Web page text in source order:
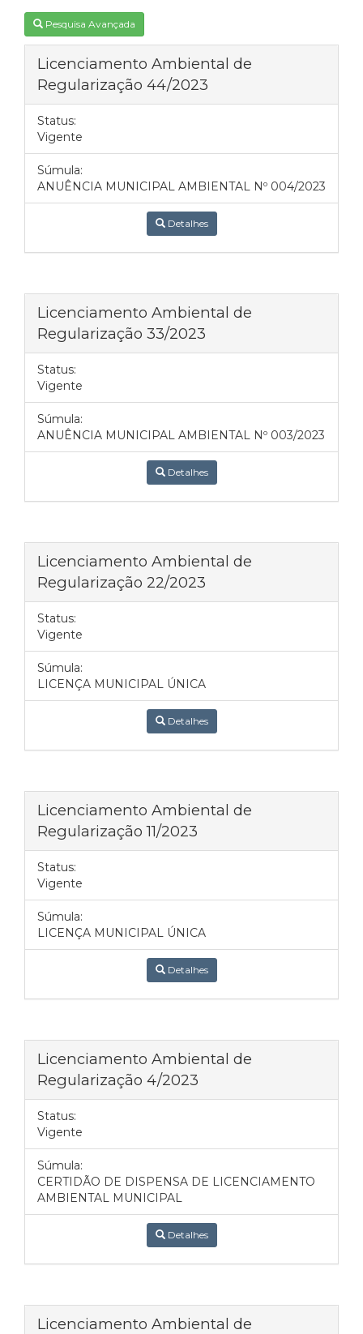
Pesquisa Avançada
Licenciamento Ambiental de
Regularização 44/2023
Status:
Vigente
Súmula:
ANUÊNCIA MUNICIPAL AMBIENTAL Nº 004/2023
Detalhes
Licenciamento Ambiental de
Regularização 33/2023
Status:
Vigente
Súmula:
ANUÊNCIA MUNICIPAL AMBIENTAL Nº 003/2023
Detalhes
Licenciamento Ambiental de
Regularização 22/2023
Status:
Vigente
Súmula:
LICENÇA MUNICIPAL ÚNICA
Detalhes
Licenciamento Ambiental de
Regularização 11/2023
Status:
Vigente
Súmula:
LICENÇA MUNICIPAL ÚNICA
Detalhes
Licenciamento Ambiental de
Regularização 4/2023
Status:
Vigente
Súmula:
CERTIDÃO DE DISPENSA DE LICENCIAMENTO
AMBIENTAL MUNICIPAL
Detalhes
Licenciamento Ambiental de